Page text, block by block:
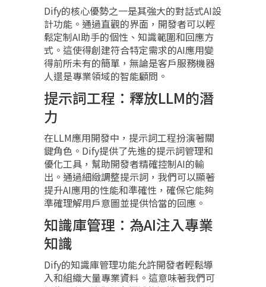
Dify的核心優勢之一是其強大的對話式AI設
計功能。通過直觀的界面，開發者可以輕
鬆定制AI助手的個性、知識範圍和回應方
式。這使得創建符合特定需求的AI應用變
得前所未有的簡單，無論是客戶服務機器
人還是專業領域的智能顧問。
提示詞工程：釋放LLM的潛
力
在LLM應用開發中，提示詞工程扮演著關
鍵角色。Dify提供了先進的提示詞管理和
優化工具，幫助開發者精確控制AI的輸
出。通過細緻調整提示詞，我們可以顯著
提升AI應用的性能和準確性，確保它能夠
準確理解用戶意圖並提供恰當的回應。
知識庫管理：為AI注入專業
知識
Dify的知識庫管理功能允許開發者輕鬆導
入和組織大量專業資料。這意味著我們可